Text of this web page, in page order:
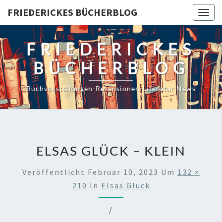
content
FRIEDERICKES BÜCHERBLOG
FRIEDERICKES
BÜCHERBLOG
Buchvorstellungen-Rezensionen-Literatur News
ELSAS GLÜCK – KLEIN
Veröffentlicht Februar 10, 2023 Um 132 ×
210 In Elsas Glück
/